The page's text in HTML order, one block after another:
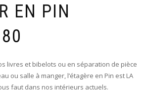
EN PIN
livres et bibelots ou en séparation de pièce
ou salle à manger, l’étagère en Pin est LA
faut dans nos intérieurs actuels.